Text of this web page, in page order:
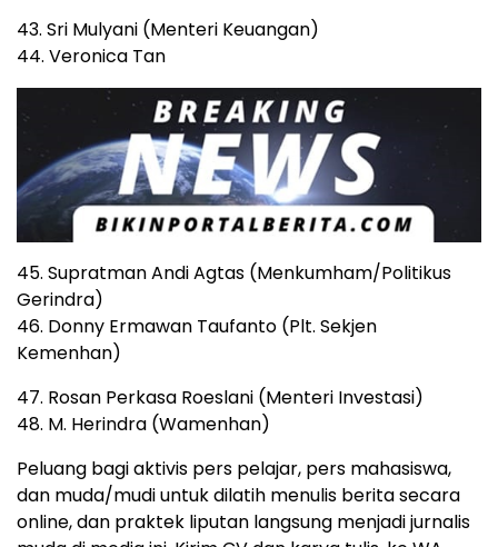
43. Sri Mulyani (Menteri Keuangan)
44. Veronica Tan
45. Supratman Andi Agtas (Menkumham/Politikus
Gerindra)
46. Donny Ermawan Taufanto (Plt. Sekjen
Kemenhan)
47. Rosan Perkasa Roeslani (Menteri Investasi)
48. M. Herindra (Wamenhan)
Peluang bagi aktivis pers pelajar, pers mahasiswa,
dan muda/mudi untuk dilatih menulis berita secara
online, dan praktek liputan langsung menjadi jurnalis